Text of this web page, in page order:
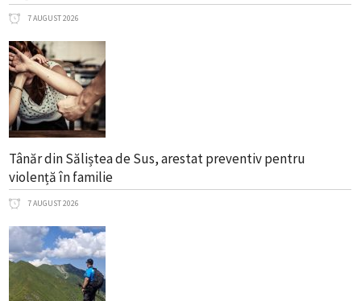
7 AUGUST 2026
Tânăr din Săliștea de Sus, arestat preventiv pentru
violență în familie
7 AUGUST 2026